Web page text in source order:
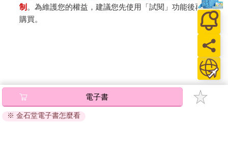
制 。為維護您的權益，建議您先使用「試閱」功能後再付款
購買。
電子書
※ 金石堂電子書怎麼看